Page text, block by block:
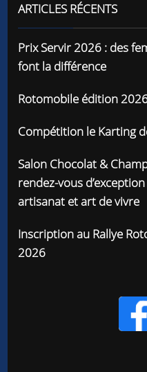
ARTICLES RÉCENTS
Prix Servir 2026 : des
font la différence
Rotomobile édition
Compétition le Karting
Salon Chocolat &
rendez-vous
artisanat et art de vivre
Inscription au Rallye
2026